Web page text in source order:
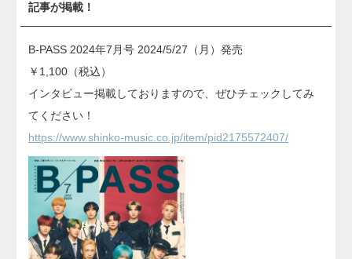
記事が掲載！
B-PASS 2024年7月号 2024/5/27（月）発売
￥1,100（税込）
インタビュー掲載しておりますので、ぜひチェックしてみ
てください！
https://www.shinko-music.co.jp/item/pid2175572407/